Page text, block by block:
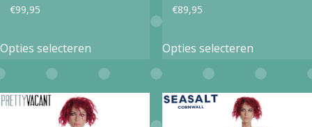
€99,95
Opties selecteren
heeft
meerdere
€89,95
Opties selecteren
heeft
meerdere